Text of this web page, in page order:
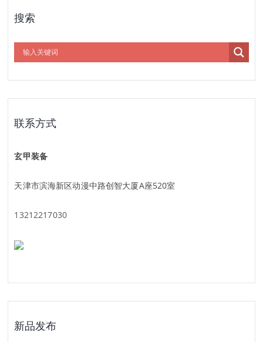
搜索
联系方式
玄甲装备
天津市滨海新区动漫中路创智大厦A座520室
13212217030
新品发布